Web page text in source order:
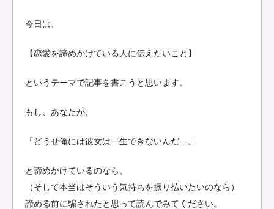
今日は、
【恋愛を諦めかけている人に伝えたいこと】
というテーマで記事を書こうと思います。
もし、あなたが、
「どうせ俺には彼女は一生できないんだ…」
と諦めかけているのなら、
（そして本当はそういう気持ちを振り払いたいのなら）
諦める前に騙されたと思って読んでみてください。